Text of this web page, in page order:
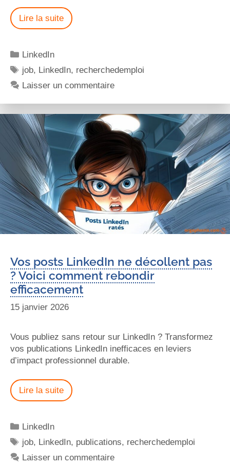
Lire la suite
LinkedIn
job, LinkedIn, recherchedemploi
Laisser un commentaire
Vos posts LinkedIn ne décollent pas
? Voici comment rebondir
efficacement
15 janvier 2026
Vous publiez sans retour sur LinkedIn ? Transformez
vos publications LinkedIn inefficaces en leviers
d’impact professionnel durable.
Lire la suite
LinkedIn
job, LinkedIn, publications, recherchedemploi
Laisser un commentaire